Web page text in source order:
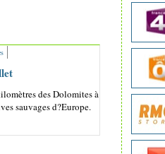
des Dolomites à
sauvages d?Europe.